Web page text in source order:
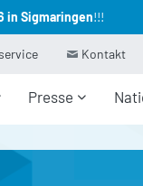
in Sigmaringen!!!
Presse
Kontakt